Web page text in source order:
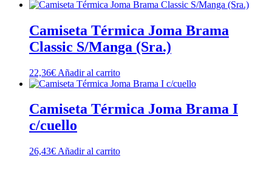
Camiseta Térmica Joma Brama
Classic S/Manga (Sra.)
22,36€ Añadir al carrito
Camiseta Térmica Joma Brama I
c/cuello
26,43€ Añadir al carrito